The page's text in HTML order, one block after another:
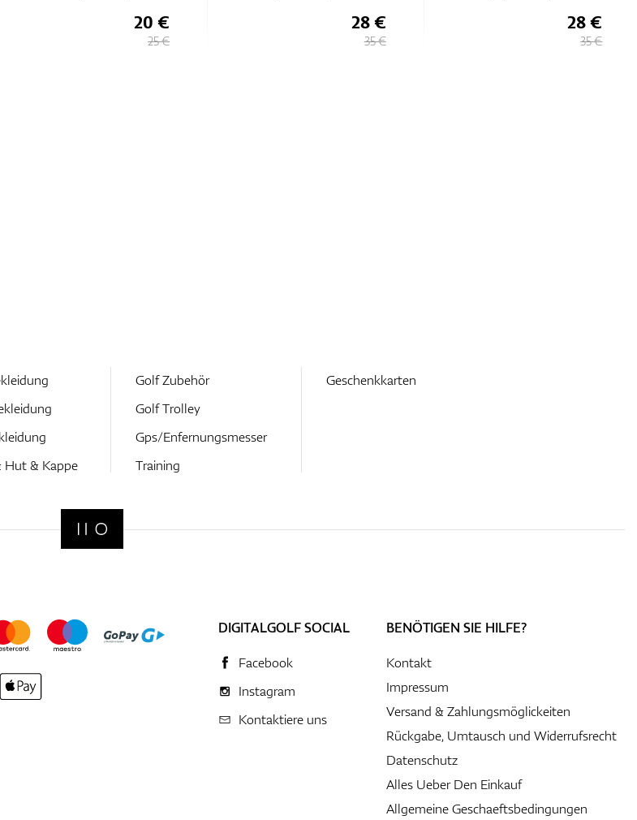
20 €
25 €
28 €
35 €
28 €
35 €
Hut & Kappe
Golf Zubehör
Golf Trolley
Gps/Enfernungsmesser
Training
Geschenkkarten
DIGITALGOLF SOCIAL
Facebook
Instagram
Kontaktiere uns
BENÖTIGEN SIE HILFE?
Kontakt
Impressum
Versand & Zahlungsmöglickeiten
Rückgabe, Umtausch und Widerrufsrecht
Datenschutz
Alles Ueber Den Einkauf
Allgemeine Geschaeftsbedingungen